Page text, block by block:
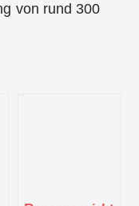
von rund 300